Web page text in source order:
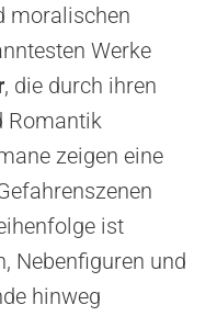
moralischen
Werke
, die durch ihren
Romantik
zeigen eine
ist
Nebenfiguren und
hinweg